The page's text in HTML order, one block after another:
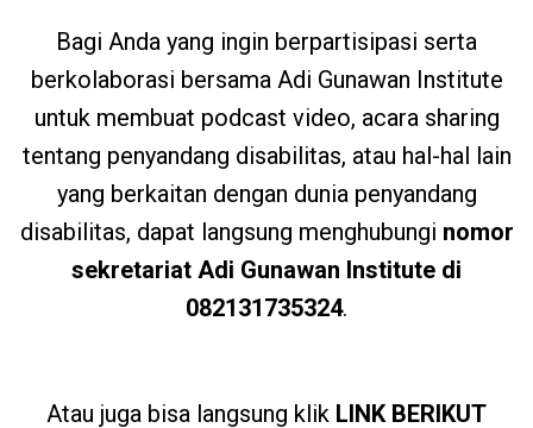
Bagi Anda yang ingin berpartisipasi serta
berkolaborasi bersama Adi Gunawan Institute
untuk membuat podcast video, acara sharing
tentang penyandang disabilitas, atau hal-hal lain
yang berkaitan dengan dunia penyandang
disabilitas, dapat langsung menghubungi nomor
sekretariat Adi Gunawan Institute di
082131735324.
Atau juga bisa langsung klik LINK BERIKUT